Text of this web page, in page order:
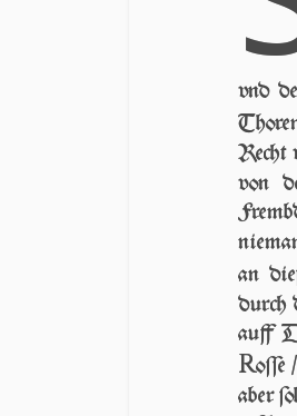
vnd
Recht
von
an
durch
auff
R
aber